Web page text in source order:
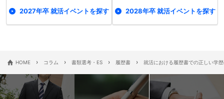
2027年卒 就活イベントを探す 2028年卒 就活イベントを探す
HOME › コラム › 書類選考・ES › 履歴書 › 就活における履歴書での正しい学